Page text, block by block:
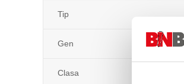
Tip
Gen
Clasa